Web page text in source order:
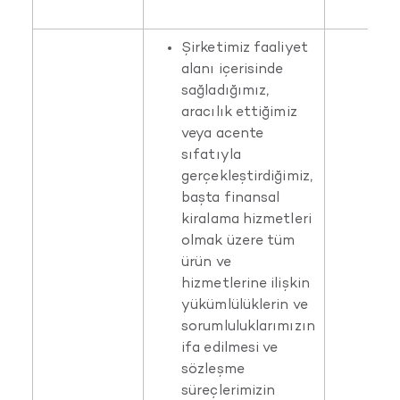
Şirketimiz faaliyet
alanı içerisinde
sağladığımız,
aracılık ettiğimiz
veya acente
sıfatıyla
gerçekleştirdiğimiz,
başta finansal
kiralama hizmetleri
olmak üzere tüm
ürün ve
hizmetlerine ilişkin
yükümlülüklerin ve
sorumluluklarımızın
ifa edilmesi ve
sözleşme
süreçlerimizin